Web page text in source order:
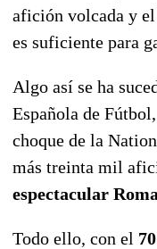
afición volcada y
es suficiente para
Algo así se ha
Española de
choque de la
más treinta mil
espectacular
Todo ello, con el